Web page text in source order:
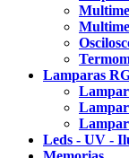
Lamparas
Leds - UV -